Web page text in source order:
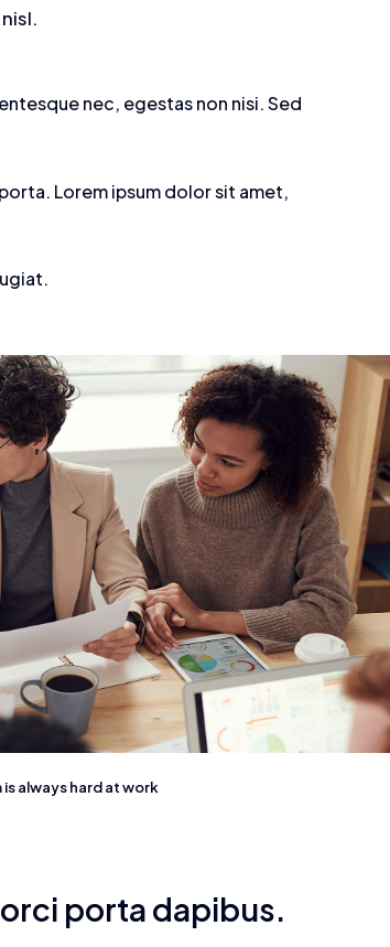
nec, egestas non nisi. Sed
Lorem ipsum dolor sit amet,
always hard at work
porta dapibus.